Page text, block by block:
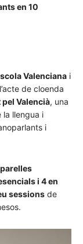
en 10
Valenciana i
de cloenda
Valencià, una
la llengua i
i
i 4 en
sessions de